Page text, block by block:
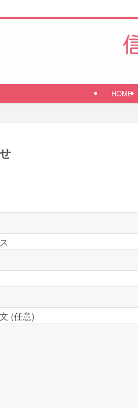
HOME
(任意)